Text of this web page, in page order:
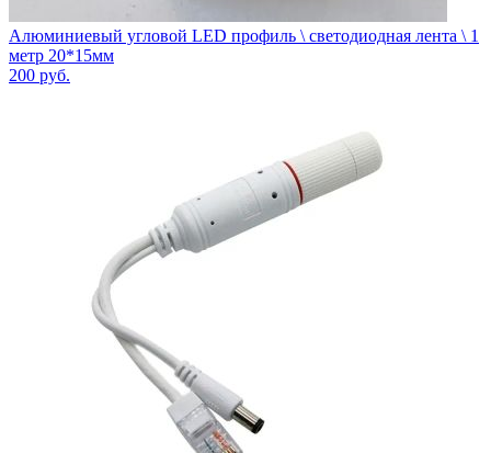
Алюминиевый угловой LED профиль \ светодиодная лента \ 1
метр 20*15мм
200 руб.